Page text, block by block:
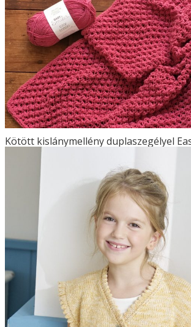
Kötött kislánymellény duplaszegélyel